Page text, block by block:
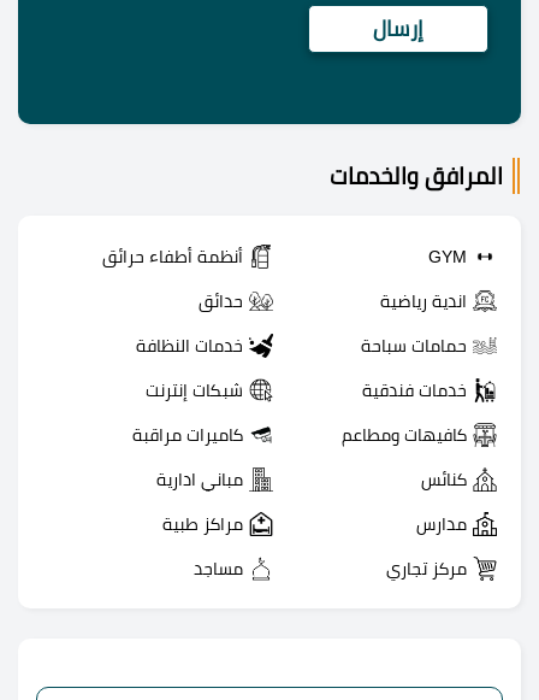
المرافق والخدمات
GYM أنظمة أطفاء حرائق
اندية رياضية حدائق
حمامات سباحة خدمات النظافة
خدمات فندقية شبكات إنترنت
كافيهات ومطاعم كاميرات مراقبة
كنائس مباني ادارية
مدارس مراكز طبية
مركز تجاري مساجد